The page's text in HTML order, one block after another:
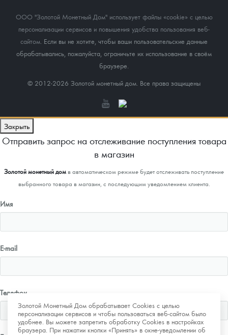
ООО "Золотой Монетный Дом" использует файлы «cookie» с целью
персонализации сервисов и повышения удобства пользования веб-
сайтом. Если вы не хотите, чтобы ваши пользовательские данные
обрабатывались, пожалуйста, ограничьте их использование в своём
браузере.
© 2012-2026 Золотой монетный дом. Все права защищены
Золотой Монетный Дом обрабатывает Cookies с целью
персонализации сервисов и чтобы пользоваться веб-сайтом было
удобнее. Вы можете запретить обработку Cookies в настройках
браузера. При нажатии кнопки «Принять» в окне-уведомлении об
Закрыть
Отправить запрос на отслеживание поступления товара
в магазин
Золотой монетный домв автоматическом режиме будет отслеживать поступление
выбранного товара в магазин, с последующим уведомлением клиента.
Имя
E-mail
Телефон